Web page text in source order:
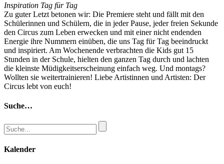
Inspiration Tag für Tag
Zu guter Letzt betonen wir: Die Premiere steht und fällt mit den
Schülerinnen und Schülern, die in jeder Pause, jeder freien Sekunde
den Circus zum Leben erwecken und mit einer nicht endenden
Energie ihre Nummern einüben, die uns Tag für Tag beeindruckt
und inspiriert. Am Wochenende verbrachten die Kids gut 15
Stunden in der Schule, hielten den ganzen Tag durch und lachten
die kleinste Müdigkeitserscheinung einfach weg. Und montags?
Wollten sie weitertrainieren! Liebe Artistinnen und Artisten: Der
Circus lebt von euch!
Suche…
Kalender